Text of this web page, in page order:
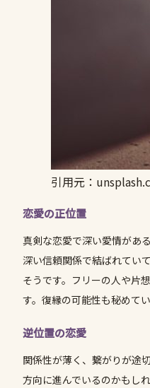
引用元：
恋愛の正位置
真剣な恋愛で深い愛情があ
深い信頼関係で結ばれてい
そうです。フリーの人や片
す。復縁の可能性も秘めてい
逆位置の恋愛
関係性が薄く、繋がりが途
方向に進んでいるのかもし